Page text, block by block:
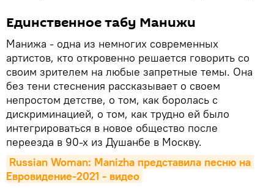
Единственное табу Манижи
Манижа - одна из немногих современных
артистов, кто откровенно решается говорить со
своим зрителем на любые запретные темы. Она
без тени стеснения рассказывает о своем
непростом детстве, о том, как боролась с
дискриминацией, о том, как трудно ей было
интегрироваться в новое общество после
переезда в 90-х из Душанбе в Москву.
Russian Woman: Manizha представила песню на
Евровидение-2021 - видео